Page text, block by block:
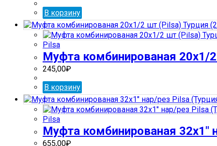
В корзину
Pilsa
Муфта комбинированая
245,00₽
В корзину
Pilsa
Муфта комбинированая 32х1″
655,00₽